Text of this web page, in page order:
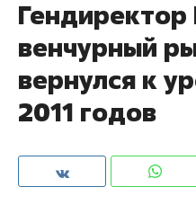
Гендиректор
венчурный
вернулся к
2011 годов